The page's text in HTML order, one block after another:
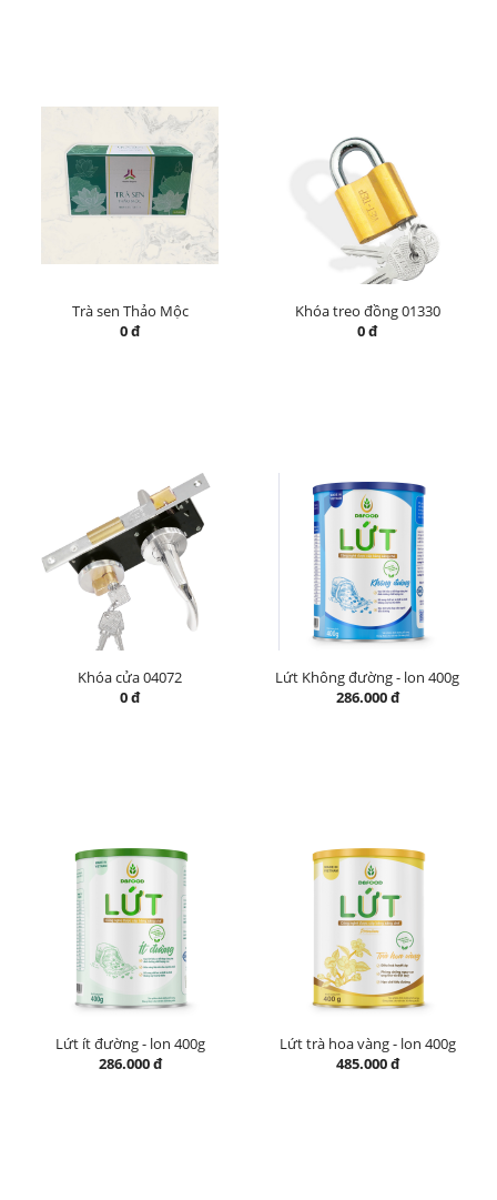
Trà sen Thảo Mộc
0 đ
Khóa treo đồng 01330
0 đ
Khóa cửa 04072
0 đ
Lứt Không đường - lon 400g
286.000 đ
Lứt ít đường - lon 400g
286.000 đ
Lứt trà hoa vàng - lon 400g
485.000 đ